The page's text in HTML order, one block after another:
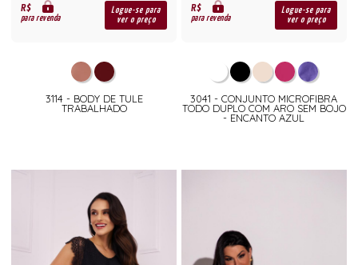
R$
para revenda
Logue-se para
ver o preço
3114 - BODY DE TULE
TRABALHADO
R$
para revenda
Logue-se para
ver o preço
3041 - CONJUNTO MICROFIBRA
TODO DUPLO COM ARO SEM BOJO
- ENCANTO AZUL